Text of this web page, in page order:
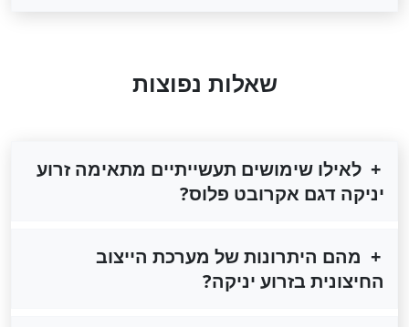
שאלות נפוצות
לאילו שימושים תעשייתיים מתאימה זרוע
יניקה דגם אקרובט פלוס?
מהם היתרונות של מערכת הייצוב
החיצונית בזרוע יניקה?